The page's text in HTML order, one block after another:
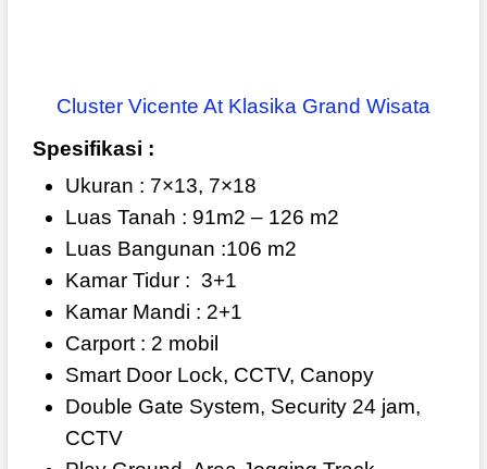
Cluster Vicente At Klasika Grand Wisata
Spesifikasi :
Ukuran : 7×13, 7×18
Luas Tanah : 91m2 – 126 m2
Luas Bangunan :106 m2
Kamar Tidur : 3+1
Kamar Mandi : 2+1
Carport : 2 mobil
Smart Door Lock, CCTV, Canopy
Double Gate System, Security 24 jam,
CCTV